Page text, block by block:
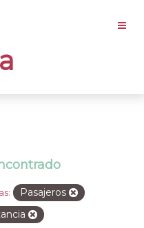
Pasajeros